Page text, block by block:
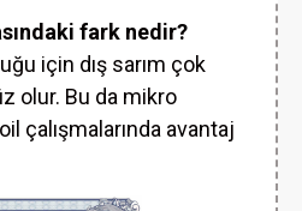
fark nedir?
için dış sarım çok
olur. Bu da mikro
çalışmalarında avantaj